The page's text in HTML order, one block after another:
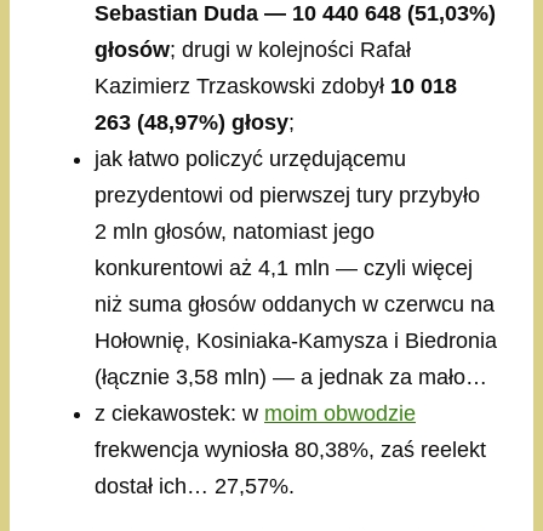
Sebastian Duda — 10 440 648 (51,03%)
głosów; drugi w kolejności Rafał
Kazimierz Trzaskowski zdobył 10 018
263 (48,97%) głosy;
jak łatwo policzyć urzędującemu
prezydentowi od pierwszej tury przybyło
2 mln głosów, natomiast jego
konkurentowi aż 4,1 mln — czyli więcej
niż suma głosów oddanych w czerwcu na
Hołownię, Kosiniaka-Kamysza i Biedronia
(łącznie 3,58 mln) — a jednak za mało…
z ciekawostek: w moim obwodzie
frekwencja wyniosła 80,38%, zaś reelekt
dostał ich… 27,57%.